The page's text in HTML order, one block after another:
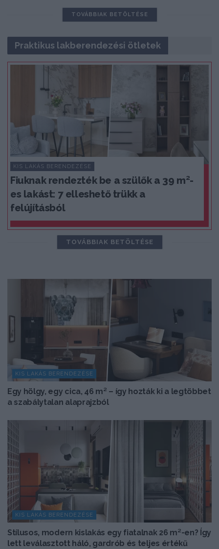
TOVÁBBIAK BETÖLTÉSE
Praktikus lakberendezési ötletek
KIS LAKÁS BERENDEZÉSE
Fiuknak rendezték be a szülők a 39 m²-
es lakást: 7 elleshető trükk a
felújításból
TOVÁBBIAK BETÖLTÉSE
KIS LAKÁS BERENDEZÉSE
Egy hölgy, egy cica, 46 m² – így hozták ki a legtöbbet
a szabálytalan alaprajzból
KIS LAKÁS BERENDEZÉSE
Stílusos, modern kislakás egy fiatalnak 26 m²-en? Így
lett leválasztott háló, gardrób és teljes értékű